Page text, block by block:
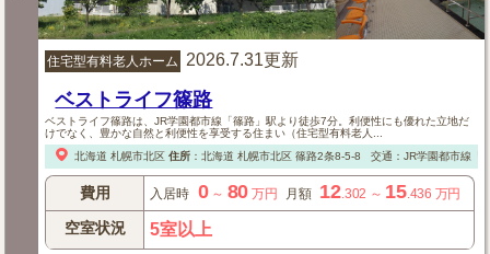
住宅型有料老人ホーム 2026.7.31更新
ベストライフ篠路
ベストライフ篠路は、JR学園都市線「篠路」駅より徒歩7分。利便性にも優れた立地だ
けでなく、豊かな自然と利便性を享受する住まい（住宅型有料老人...
北海道 札幌市北区 住所： 北海道 札幌市北区篠路2条8-5-8 交通：JR学園都市線「
費用 入居時 0～ 80 万円 月額 12 .302 ～ 15.436 万円
空室状況 5室以上